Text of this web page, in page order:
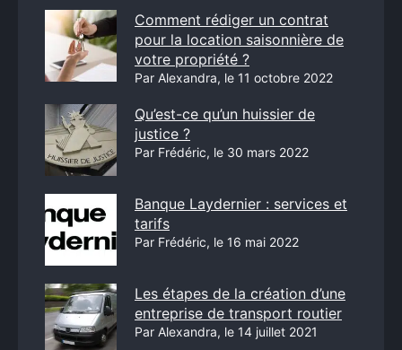
Comment rédiger un contrat
pour la location saisonnière de
votre propriété ?
Par Alexandra, le 11 octobre 2022
Qu’est-ce qu’un huissier de
justice ?
Par Frédéric, le 30 mars 2022
Banque Laydernier : services et
tarifs
Par Frédéric, le 16 mai 2022
Les étapes de la création d’une
entreprise de transport routier
Par Alexandra, le 14 juillet 2021